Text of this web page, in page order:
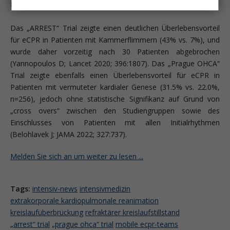
Kreislaufstillstand verglichen.
Das „ARREST“ Trial zeigte einen deutlichen Überlebensvorteil
für eCPR in Patienten mit Kammerflimmern (43% vs. 7%), und
wurde daher vorzeitig nach 30 Patienten abgebrochen
(Yannopoulos D; Lancet 2020; 396:1807). Das „Prague OHCA“
Trial zeigte ebenfalls einen Überlebensvorteil für eCPR in
Patienten mit vermuteter kardialer Genese (31.5% vs. 22.0%,
n=256), jedoch ohne statistische Signifikanz auf Grund von
„cross overs“ zwischen den Studiengruppen sowie des
Einschlusses von Patienten mit allen Initialrhythmen
(Belohlavek J; JAMA 2022; 327:737).
Melden Sie sich an um weiter zu lesen ...
Tags: intensiv-news intensivmedizin
extrakorporale kardiopulmonale reanimation
kreislaufüberbrückung refraktärer kreislaufstillstand
„arrest“ trial „prague ohca“ trial mobile ecpr-teams